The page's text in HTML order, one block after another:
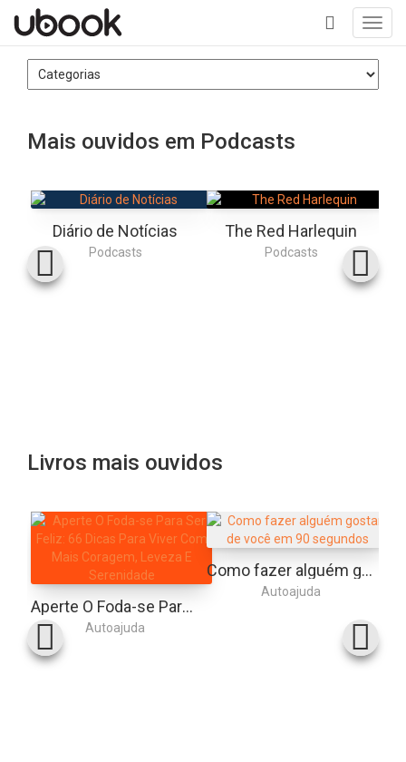
+
Mais ouvidos em Podcasts
Diário de Notícias
Podcasts
The Red Harlequin
Podcasts
Livros mais ouvidos
Aperte O Foda-se Para Ser Feliz: 66 Dicas Para Viver Com Mais Coragem, Leveza E Serenidade
Autoajuda
Como fazer alguém gostar de você em 90 segundos
Autoajuda